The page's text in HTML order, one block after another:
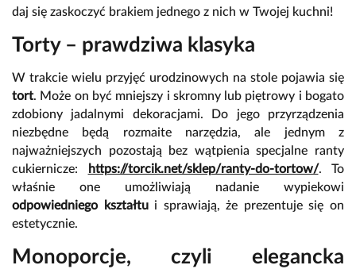
daj się zaskoczyć brakiem jednego z nich w Twojej kuchni!
Torty – prawdziwa klasyka
W trakcie wielu przyjęć urodzinowych na stole pojawia się
tort. Może on być mniejszy i skromny lub piętrowy i bogato
zdobiony jadalnymi dekoracjami. Do jego przyrządzenia
niezbędne będą rozmaite narzędzia, ale jednym z
najważniejszych pozostają bez wątpienia specjalne ranty
cukiernicze:
https://torcik.net/sklep/ranty-do-tortow/. To
właśnie one umożliwiają nadanie wypiekowi
odpowiedniego kształtui sprawiają, że prezentuje się on
estetycznie.
Monoporcje, czyli elegancka